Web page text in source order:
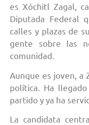
es Xóchitl Zagal,
Diputada Federal
calles y plazas de
gente sobre las
comunidad.
Aunque es joven, a
política. Ha
partido y ya ha
La candidata